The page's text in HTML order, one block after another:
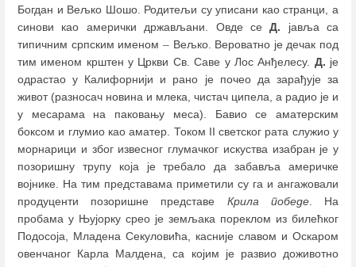
Богдан и Вељко Шошо. Родитељи су уписани као странци, а
синови као амерички држављани. Овде сеД. јавља са
типичним српским именом –Вељко. Вероватно је дечак под
тим именом крштен у Цркви Св. Саве у Лос Анђелесу. Д. је
одрастао у Калифорнији и рано је почео да зарађује за
живот (разносач новина и млека, чистач ципела, а радио је и
у месарама на паковању меса). Бавио се аматерским
боксом и глумио као аматер. Током II светског рата служио у
морнарици и због извесног глумачког искуства изабран је у
позоришну трупу која је требало да забавља америчке
војнике. На тим представама приметили су га и ангажовали
продуценти позоришне представе Крила победе. На
пробама у Њујорку срео је земљака пореклом из билећког
Подосоја, Младена Секуловића, касније славом и Оскаром
овенчаног Карла Малдена, са којим је развио доживотно